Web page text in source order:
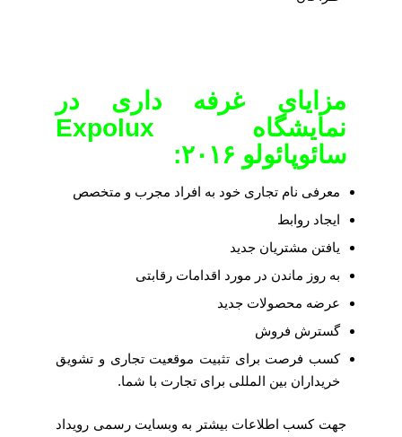
مزایای غرفه داری در
نمایشگاه Expolux
سائوپائولو ۲۰۱۶
:
معرفی نام تجاری خود به افراد مجرب و متخصص
ایجاد روابط
یافتن مشتریان جدید
به روز ماندن در مورد اقدامات رقابتی
عرضه محصولات جدید
گسترش فروش
کسب فرصت برای تثبیت موقعیت تجاری و تشویق
خریداران بین المللی برای تجارت با شما.
جهت کسب اطلاعات بیشتر به وبسایت رسمی رویداد